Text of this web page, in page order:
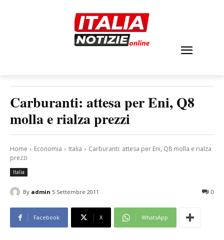
Carburanti: attesa per Eni, Q8
molla e rialza prezzi
Home Economia Italia
Carburanti: attesa per Eni, Q8 molla e rialza
prezzi
Italia
By admin 5 Settembre 2011 0
Facebook X WhatsApp